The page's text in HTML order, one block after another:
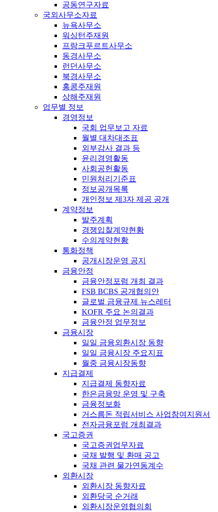
공동연구자료
국외사무소자료
뉴욕사무소
워싱턴주재원
프랑크푸르트사무소
동경사무소
런던사무소
북경사무소
홍콩주재원
상해주재원
업무별 정보
경영정보
국회 업무보고 자료
월별 대차대조표
외부감사 결과 등
윤리경영활동
사회공헌활동
민원처리기준표
정보공개목록
개인정보 제3자 제공 공개
계약정보
발주계획
경쟁입찰계약현황
수의계약현황
통화정책
공개시장운영 공지
금융안정
금융안정포럼 개최 결과
FSB BCBS 공개협의안
글로벌 금융규제 뉴스레터
KOFR 주요 논의결과
금융안정 업무정보
금융시장
일일 금융외환시장 동향
일일 금융시장 주요지표
월중 금융시장동향
지급결제
지급결제 동향자료
한은금융망 운영 및 구축
금융정보화
거스름돈 적립서비스 사업참여지원서
전자금융포럼 개최결과
국고증권
국고증권업무자료
국채 발행 및 환매 공고
국채 관련 물가연동계수
외환시장
외환시장 동향자료
외환당국 순거래
외환시장운영협의회